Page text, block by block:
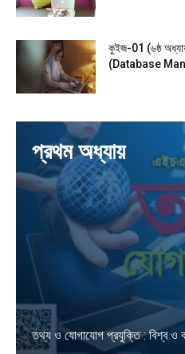
কুইজ-01 (৬ষ্ঠ অধ্যায়)
(Database
প্রথম অধ্যায়
তথ্য ও যোগাযোগ প্রযুক্তি : বিশ্ব ও